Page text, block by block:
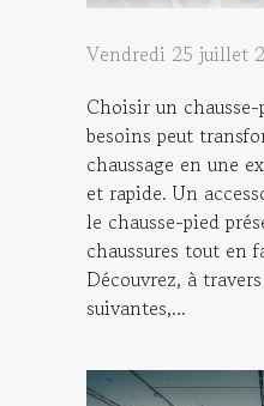
Vendredi 25 juillet
Choisir un
besoins peut
chaussage en une
et rapide. Un
le chausse-pied
chaussures tout en
Découvrez, à
suivantes,...